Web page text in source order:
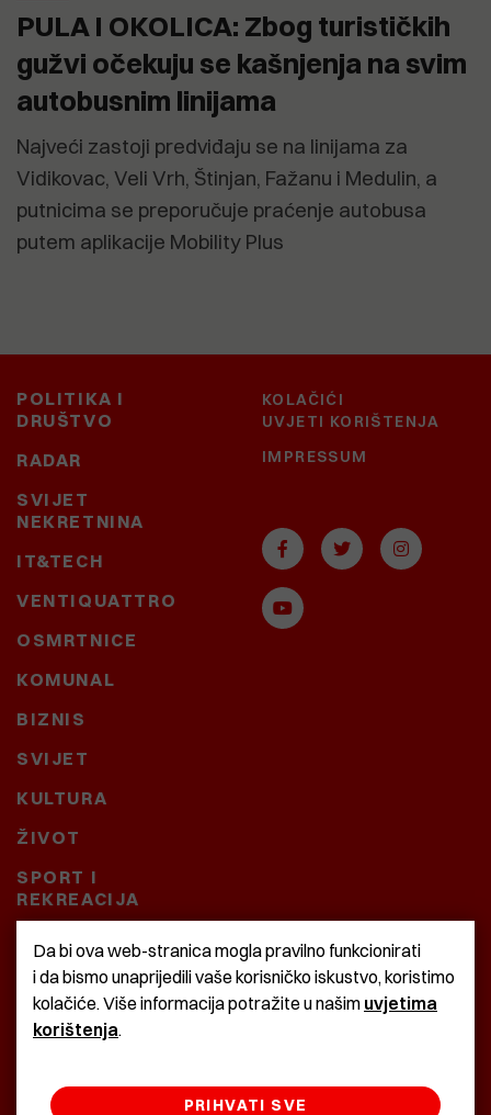
PULA I OKOLICA: Zbog turističkih
gužvi očekuju se kašnjenja na svim
autobusnim linijama
Najveći zastoji predviđaju se na linijama za
Vidikovac, Veli Vrh, Štinjan, Fažanu i Medulin, a
putnicima se preporučuje praćenje autobusa
putem aplikacije Mobility Plus
POLITIKA I
DRUŠTVO
RADAR
SVIJET
NEKRETNINA
IT&TECH
VENTIQUATTRO
OSMRTNICE
KOMUNAL
BIZNIS
SVIJET
KULTURA
ŽIVOT
SPORT I
REKREACIJA
BAŠTARDINI I PRAVI
KRASNA ZEMLJA
KOLAČIĆI
UVJETI KORIŠTENJA
IMPRESSUM
Da bi ova web-stranica mogla pravilno funkcionirati
i da bismo unaprijedili vaše korisničko iskustvo, koristimo
kolačiće. Više informacija potražite u našim uvjetima
korištenja.
PRIHVATI SVE